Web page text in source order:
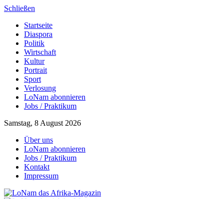
Schließen
Startseite
Diaspora
Politik
Wirtschaft
Kultur
Portrait
Sport
Verlosung
LoNam abonnieren
Jobs / Praktikum
Samstag, 8 August 2026
Über uns
LoNam abonnieren
Jobs / Praktikum
Kontakt
Impressum